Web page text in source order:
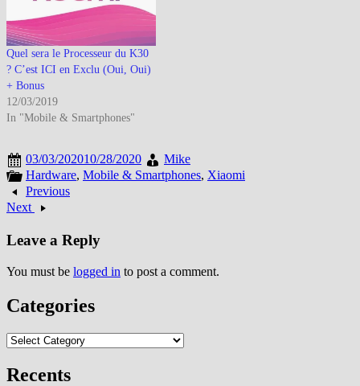
Quel sera le Processeur du K30
? C’est ICI en Exclu (Oui, Oui)
+ Bonus
12/03/2019
In "Mobile & Smartphones"
03/03/202010/28/2020
Mike
Hardware, Mobile & Smartphones, Xiaomi
Previous
Next
Leave a Reply
You must be logged in to post a comment.
Categories
Categories
Recents